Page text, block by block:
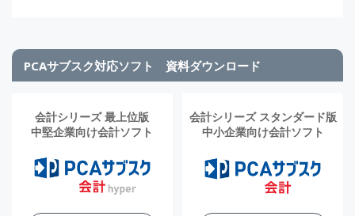
PCAサブスク対応ソフト 資料ダウンロード
会計シリーズ 最上位版
中堅企業向け会計ソフト
会計シリーズ スタンダード版
中小企業向け会計ソフト